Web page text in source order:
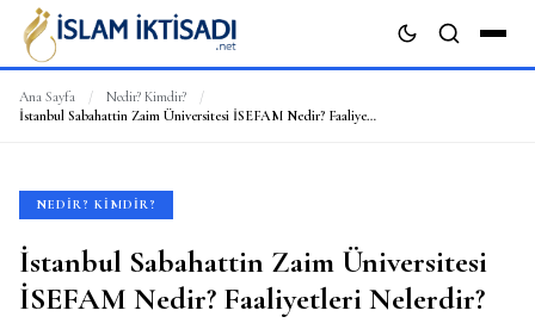
ARA
Ana Sayfa / Nedir? Kimdir?
/
İstanbul Sabahattin Zaim Üniversitesi İSEFAM Nedir? Faaliyetleri Nelerdir?
NEDIR? KIMDIR?
İstanbul Sabahattin Zaim Üniversitesi
İSEFAM Nedir? Faaliyetleri Nelerdir?